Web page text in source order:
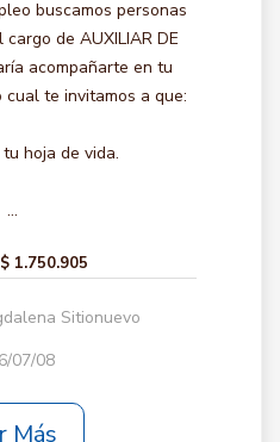
buscamos personas
de AUXILIAR DE
acompañarte en tu
te invitamos a que:
hoja de vida.
...
$ 1.750.905
Sitionuevo
07/08
Más